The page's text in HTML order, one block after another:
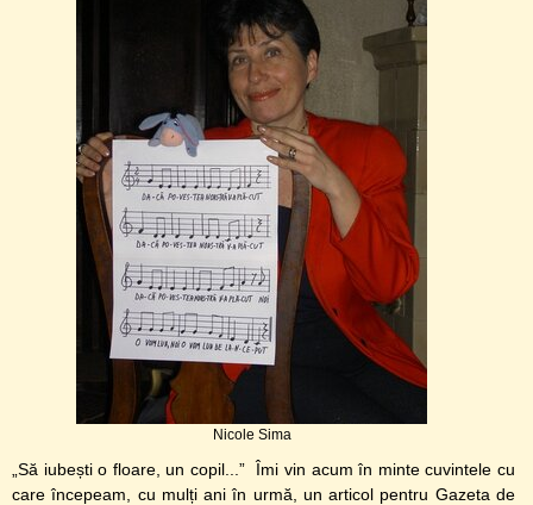
Nicole Sima
„Să iubești o floare, un copil...” Îmi vin acum în minte cuvintele cu
care începeam, cu mulți ani în urmă, un articol pentru Gazeta de